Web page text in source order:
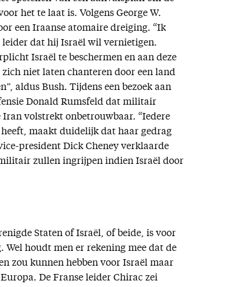
het te laat is. Volgens George W.
een Iraanse atomaire dreiging. “Ik
leider dat hij Israël wil vernietigen.
Israël te beschermen en aan deze
niet laten chanteren door een land
aldus Bush. Tijdens een bezoek aan
Donald Rumsfeld dat militair
volstrekt onbetrouwbaar. “Iedere
maakt duidelijk dat haar gedrag
president Dick Cheney verklaarde
zullen ingrijpen indien Israël door
Staten of Israël, of beide, is voor
houdt men er rekening mee dat de
zou kunnen hebben voor Israël maar
De Franse leider Chirac zei